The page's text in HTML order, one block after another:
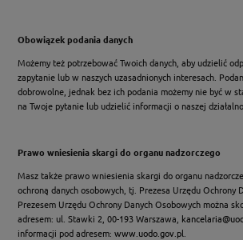
Obowiązek podania danych
Możemy też potrzebować Twoich danych, aby udzielić
zapytanie lub w naszych uzasadnionych interesach.
dobrowolne, jednak bez ich podania możemy nie być w
na Twoje pytanie lub udzielić informacji o naszej
Prawo wniesienia skargi do organu nadzorczego
Masz także prawo wniesienia skargi do organu
ochroną danych osobowych, tj. Prezesa Urzędu Ochrony
Prezesem Urzędu Ochrony Danych Osobowych można
adresem: ul. Stawki 2, 00-193 Warszawa,
informacji pod adresem: www.uodo.gov.pl